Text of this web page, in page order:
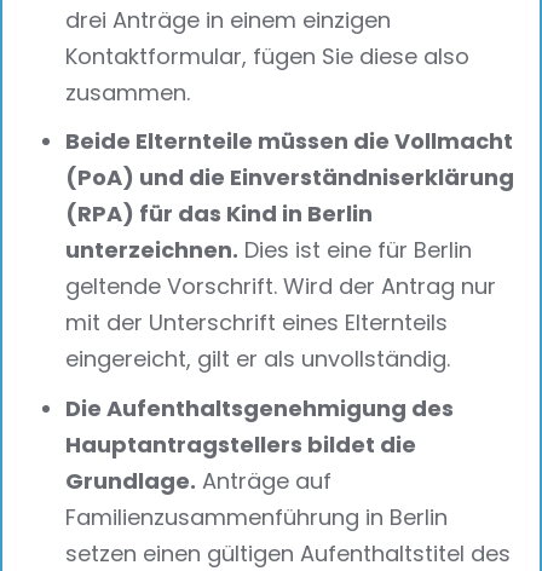
drei Anträge in einem einzigen
Kontaktformular, fügen Sie diese also
zusammen.
Beide Elternteile müssen die Vollmacht
(PoA) und die Einverständniserklärung
(RPA) für das Kind in Berlin
unterzeichnen. Dies ist eine für Berlin
geltende Vorschrift. Wird der Antrag nur
mit der Unterschrift eines Elternteils
eingereicht, gilt er als unvollständig.
Die Aufenthaltsgenehmigung des
Hauptantragstellers bildet die
Grundlage. Anträge auf
Familienzusammenführung in Berlin
setzen einen gültigen Aufenthaltstitel des